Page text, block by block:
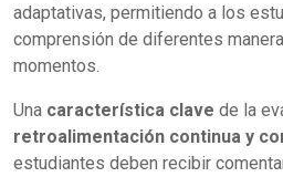
adaptativas, permitiendo a los
comprensión de diferentes
momentos.
Una característica clave de la
retroalimentación continua y
estudiantes deben recibir